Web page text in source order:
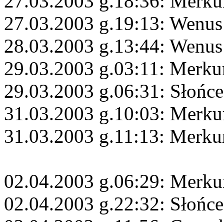
27.03.2003 g.19:13:
28.03.2003 g.13:44:
29.03.2003 g.03:11:
29.03.2003 g.06:31:
31.03.2003 g.10:03:
31.03.2003 g.11:13:
02.04.2003 g.06:29:
02.04.2003 g.22:32: